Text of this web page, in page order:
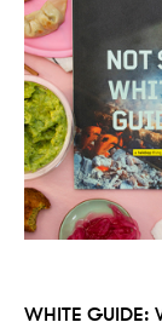
WHITE